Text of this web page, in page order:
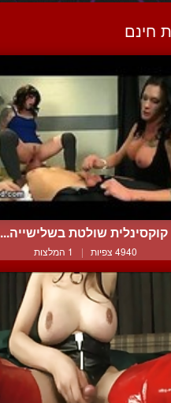
חינם
קוקסינלית שולטת בשלישייה...
4940 צפיות | 1 המלצות